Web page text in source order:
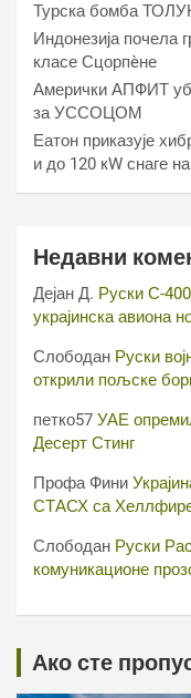
Турска бомба
Индонезија почела
класе Сцорпèне
Амерички АПФИТ
за УССОЦОМ
Еатон приказује
и до 120 кW снаге
Недавни
Дејан Д. Руски С-
украјинска авиона
Слободан Руски
открили пољске
петко57 УАЕ
Десерт Стинг
Профа Фини
СТАСХ са
Слободан Руски
комуникационе
Ако сте